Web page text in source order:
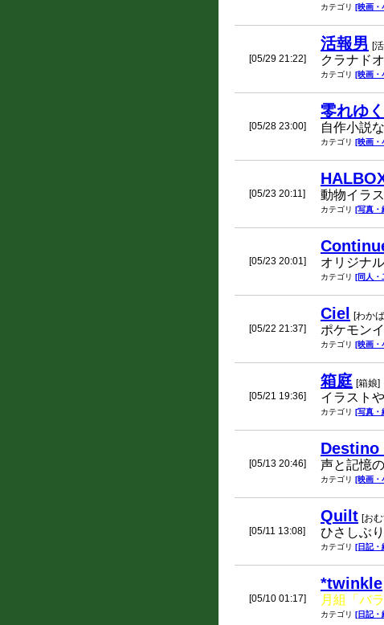
カテゴリ [映画・
[05/29 21:22]
活報男 [
クラナド
カテゴリ [映画・
[05/28 23:00]
零れゆ
自作小説
カテゴリ [映画・
[05/23 20:11] 動物イラ
カテゴリ [写真・
[05/23 20:01] オリジナ
カテゴリ [同人・
[05/22 21:37]
Ciel [わか
ポケモン
カテゴリ [映画・
[05/21 19:36]
箱庭 [箱娘]
イラスト
カテゴリ [写真・
[05/13 20:46] 声と記憶
カテゴリ [映画・
[05/11 13:08]
Quilt [お
ひさしぶ
カテゴリ [日記・
[05/10 01:17]
*twinkle
月組「バ
カテゴリ [日記・